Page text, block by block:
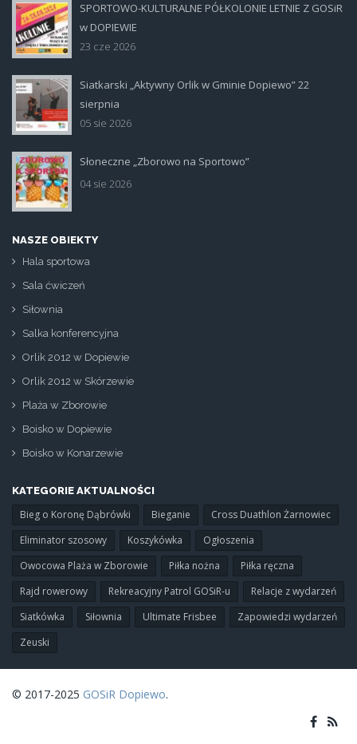
plakat.jpg
SPORTOWO-KULTURALNE PÓŁKOLONIE LETNIE Z GOSiR
w DOPIEWIE
23 cze 2026
siatka_poziom.jpg
Siatkarski „Aktywny Orlik w Gminie Dopiewo” 22
sierpnia
05 sie 2026
Słoneczne „Zborowo na Sportowo”
04 sie 2026
NASZE OBIEKTY
Hala sportowa
Sala ćwiczeń
Siłownia
Salka konferencyjna
Orlik 2012 w Dopiewie
Orlik 2012 w Skórzewie
Plaża w Zborowie
Boisko w Dopiewie
Boisko w Konarzewie
KATEGORIE AKTUALNOŚCI
Bieg o Koronę Dąbrówki Bieganie
Cross Duathlon Żarnowiec
Eliminator szosowy
Koszykówka
Ogłoszenia
Owocowa Plaża w Zborowie
Piłka nożna
Piłka ręczna
Rajd rowerowy
Rekreacyjny Patrol GOSiR-u
Relacje z wydarzeń
Siatkówka
Siłownia Ultimate Frisbee
Zapowiedzi wydarzeń
Zeuski
© 2017-2025 GOSiR Dopiewo.